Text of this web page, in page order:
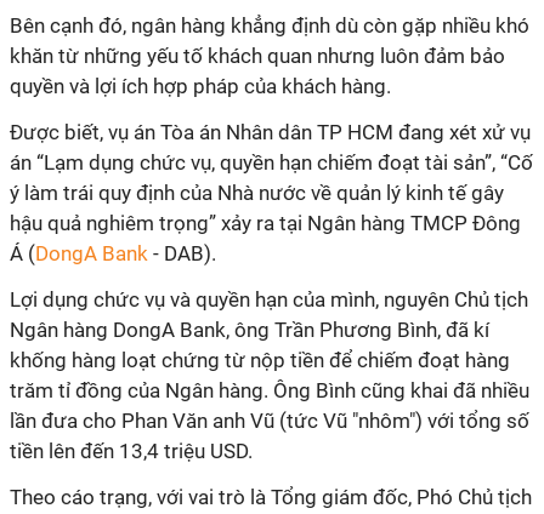
Bên cạnh đó, ngân hàng khẳng định dù còn gặp nhiều khó
khăn từ những yếu tố khách quan nhưng luôn đảm bảo
quyền và lợi ích hợp pháp của khách hàng.
Được biết, vụ án Tòa án Nhân dân TP HCM đang xét xử vụ
án “Lạm dụng chức vụ, quyền hạn chiếm đoạt tài sản”, “Cố
ý làm trái quy định của Nhà nước về quản lý kinh tế gây
hậu quả nghiêm trọng” xảy ra tại Ngân hàng TMCP Đông
Á (DongA Bank - DAB).
Lợi dụng chức vụ và quyền hạn của mình, nguyên Chủ tịch
Ngân hàng DongA Bank, ông Trần Phương Bình, đã kí
khống hàng loạt chứng từ nộp tiền để chiếm đoạt hàng
trăm tỉ đồng của Ngân hàng. Ông Bình cũng khai đã nhiều
lần đưa cho Phan Văn anh Vũ (tức Vũ "nhôm") với tổng số
tiền lên đến 13,4 triệu USD.
Theo cáo trạng, với vai trò là Tổng giám đốc, Phó Chủ tịch